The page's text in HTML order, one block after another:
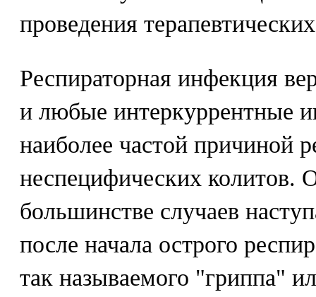
проведения
Респираторная инфекция
и любые интеркуррентные
наиболее частой причиной
неспецифических колитов.
большинстве случаев
после начала острого
так называемого "гриппа"